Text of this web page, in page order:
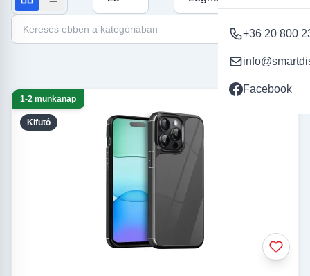
+36 20 800
Facebook
Keresés ebben a kategóriában
Kifutó
1-2 munkanap